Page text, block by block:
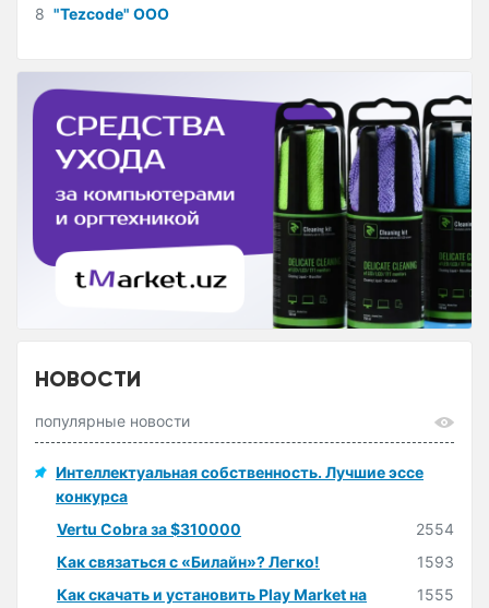
8 "Tezcode" ООО
НОВОСТИ
популярные новости
Интеллектуальная собственность. Лучшие эссе
конкурса
Vertu Cobra за $310000
2554
Как связаться с «Билайн»? Легко!
1593
Как скачать и установить Play Market на
1555